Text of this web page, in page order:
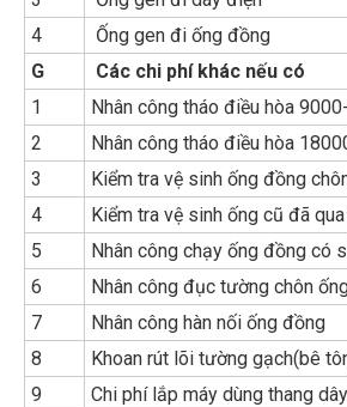
4
Ống gen đi ống đồng
G
Các chi phí khác nếu có
1
Nhân công tháo điều hòa
2
Nhân công tháo điều hòa
3
Kiểm tra vệ sinh ống đồng
4
Kiểm tra vệ sinh ống cũ đã
5
Nhân công chạy ống đồng có
6
Nhân công đục tường chôn
7
Nhân công hàn nối ống đồng
8
Khoan rút lõi tường gạch(bê
9
Chi phí lắp máy dùng thang